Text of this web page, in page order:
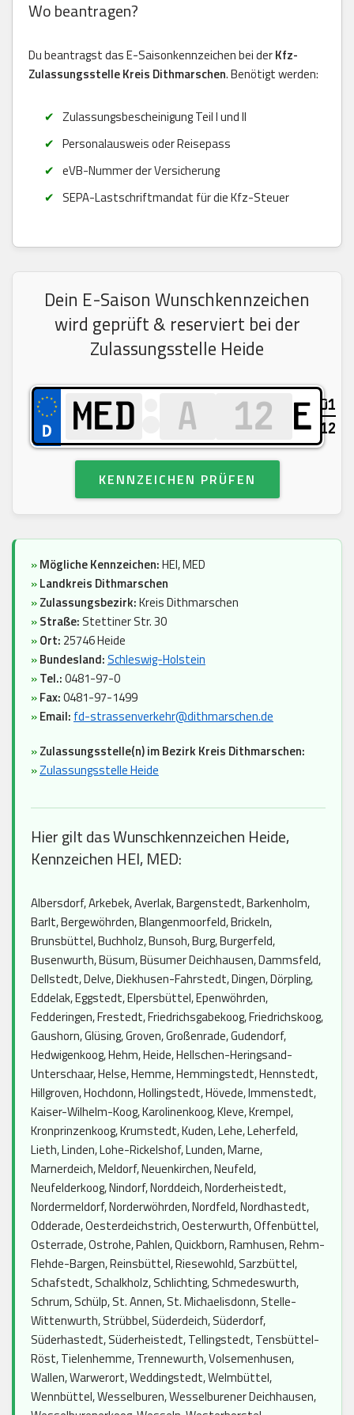
Wo beantragen?
Du beantragst das E-Saisonkennzeichen bei derKfz-
Zulassungsstelle Kreis Dithmarschen. Benötigt werden:
Zulassungsbescheinigung Teil I und II
Personalausweis oder Reisepass
eVB-Nummer der Versicherung
SEPA-Lastschriftmandat für die Kfz-Steuer
Dein E-Saison Wunschkennzeichen
wird geprüft & reserviert bei der
Zulassungsstelle Heide
E
01
12
KENNZEICHEN PRÜFEN
»Mögliche Kennzeichen:HEI, MED
»Landkreis Dithmarschen
»Zulassungsbezirk:Kreis Dithmarschen
»Straße: Stettiner Str. 30
»Ort: 25746 Heide
»Bundesland:Schleswig-Holstein
»Tel.:0481-97-0
»Fax:0481-97-1499
»Email: fd-strassenverkehr@dithmarschen.de
»Zulassungsstelle(n) im Bezirk Kreis Dithmarschen:
»Zulassungsstelle Heide
Hier gilt das Wunschkennzeichen Heide,
Kennzeichen HEI, MED:
Albersdorf, Arkebek, Averlak, Bargenstedt, Barkenholm,
Barlt, Bergewöhrden, Blangenmoorfeld, Brickeln,
Brunsbüttel, Buchholz, Bunsoh, Burg, Burgerfeld,
Busenwurth, Büsum, Büsumer Deichhausen, Dammsfeld,
Dellstedt, Delve, Diekhusen-Fahrstedt, Dingen, Dörpling,
Eddelak, Eggstedt, Elpersbüttel, Epenwöhrden,
Fedderingen, Frestedt, Friedrichsgabekoog, Friedrichskoog,
Gaushorn, Glüsing, Groven, Großenrade, Gudendorf,
Hedwigenkoog, Hehm, Heide, Hellschen-Heringsand-
Unterschaar, Helse, Hemme, Hemmingstedt, Hennstedt,
Hillgroven, Hochdonn, Hollingstedt, Hövede, Immenstedt,
Kaiser-Wilhelm-Koog, Karolinenkoog, Kleve, Krempel,
Kronprinzenkoog, Krumstedt, Kuden, Lehe, Leherfeld,
Lieth, Linden, Lohe-Rickelshof, Lunden, Marne,
Marnerdeich, Meldorf, Neuenkirchen, Neufeld,
Neufelderkoog, Nindorf, Norddeich, Norderheistedt,
Nordermeldorf, Norderwöhrden, Nordfeld, Nordhastedt,
Odderade, Oesterdeichstrich, Oesterwurth, Offenbüttel,
Osterrade, Ostrohe, Pahlen, Quickborn, Ramhusen, Rehm-
Flehde-Bargen, Reinsbüttel, Riesewohld, Sarzbüttel,
Schafstedt, Schalkholz, Schlichting, Schmedeswurth,
Schrum, Schülp, St. Annen, St. Michaelisdonn, Stelle-
Wittenwurth, Strübbel, Süderdeich, Süderdorf,
Süderhastedt, Süderheistedt, Tellingstedt, Tensbüttel-
Röst, Tielenhemme, Trennewurth, Volsemenhusen,
Wallen, Warwerort, Weddingstedt, Welmbüttel,
Wennbüttel, Wesselburen, Wesselburener Deichhausen,